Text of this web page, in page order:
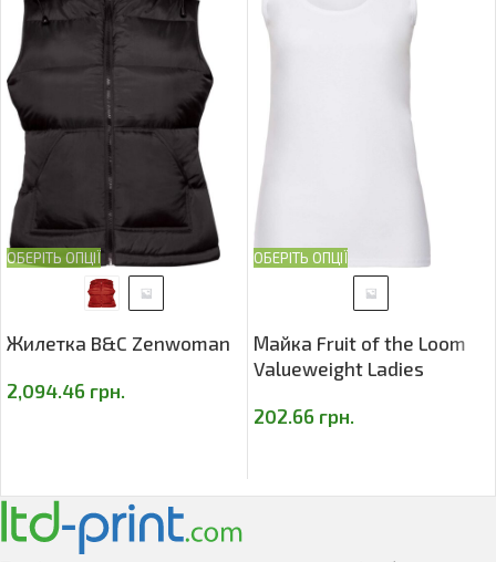
ОБЕРІТЬ ОПЦІЇ
Жилетка B&C Zenwoman
2,094.46 грн.
ОБЕРІТЬ ОПЦІЇ
Майка Fruit of the Loom
Valueweight Ladies
202.66 грн.